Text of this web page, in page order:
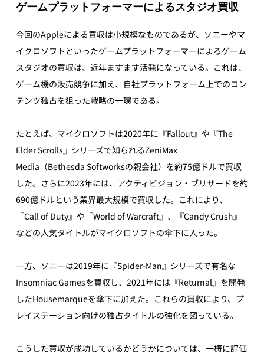
ゲームプラットフォーマーによるスタジオ買収
今回のAppleによる買収は小規模なものであるが、ソニーやマ
イクロソフトといったゲームプラットフォーマーによるゲーム
スタジオの買収は、近年ますます活発になっている。これは、
ゲーム機の販売競争に加え、自社プラットフォーム上でのコン
テンツ独占を狙った戦略の一環である。
たとえば、マイクロソフトは2020年に『Fallout』や『The
Elder Scrolls』シリーズで知られるZeniMax
Media（Bethesda Softworksの親会社）を約75億ドルで買収
した。さらに2023年には、アクティビジョン・ブリザードを約
690億ドルという業界最大規模で買収した。これにより、
『Call of Duty』や『World of Warcraft』、『Candy Crush』
などの人気タイトルがマイクロソフトの傘下に入った。
一方、ソニーは2019年に『Spider-Man』シリーズで有名な
Insomniac Gamesを買収し、2021年には『Returnal』を開発
したHousemarqueを傘下に加えた。これらの買収により、プ
レイステーション向けの独占タイトルの強化を図っている。
こうした買収が成功しているかどうかについては、一概に評価